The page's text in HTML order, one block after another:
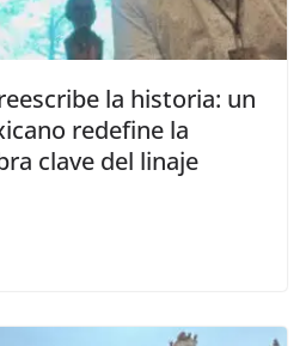
la historia: un
redefine la
clave del linaje